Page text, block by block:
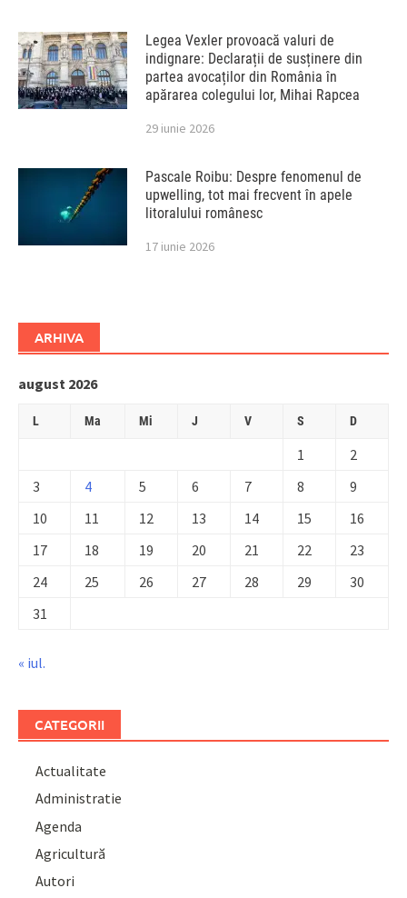
Legea Vexler provoacă valuri de
indignare: Declarații de susținere din
partea avocaților din România în
apărarea colegului lor, Mihai Rapcea
29 iunie 2026
Pascale Roibu: Despre fenomenul de
upwelling, tot mai frecvent în apele
litoralului românesc
17 iunie 2026
ARHIVA
august 2026
L Ma Mi J V S D
1
2
3
4 5 6 7 8
9
10
11 12 13 14 15
16
17
18 19 20 21 22
23
24
25 26 27 28 29
30
31
« iul.
CATEGORII
Actualitate
Administratie
Agenda
Agricultură
Autori